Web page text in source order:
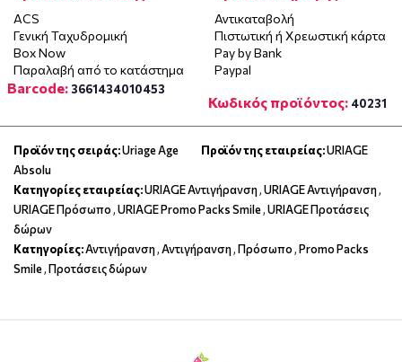
ACS
Γενική Ταχυδρομική
Box Now
Παραλαβή από το κατάστημα
Αντικαταβολή
Πιστωτική ή Χρεωστική κάρτα
Pay by Bank
Paypal
Barcode: 3661434010453
Κωδικός προϊόντος: 40231
Προϊόν της σειράς:Uriage Age
Absolu
Προϊόν της εταιρείας:URIAGE
Κατηγορίες εταιρείας:URIAGE Αντιγήρανση,URIAGE Αντιγήρανση,
URIAGE Πρόσωπο,URIAGE Promo Packs Smile,URIAGE Προτάσεις
δώρων
Κατηγορίες:Αντιγήρανση,Αντιγήρανση,Πρόσωπο,Promo Packs
Smile,Προτάσεις δώρων